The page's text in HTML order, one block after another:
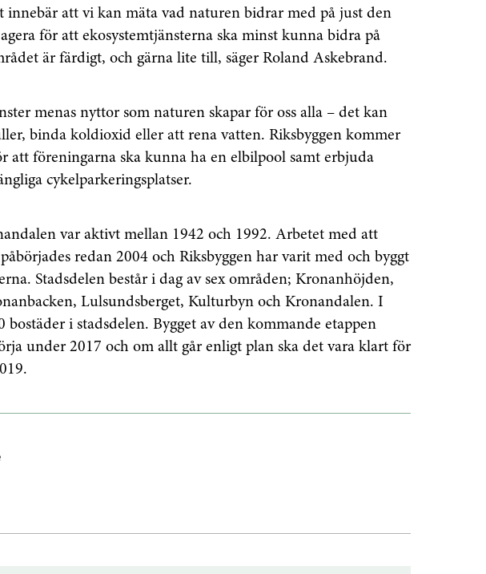
innebär att vi kan mäta vad naturen bidrar med på just den
för att ekosystemtjänsterna ska minst kunna bidra på
är färdigt, och gärna lite till, säger Roland Askebrand.
menas nyttor som naturen skapar för oss alla – det kan
binda koldioxid eller att rena vatten. Riksbyggen kommer
att föreningarna ska kunna ha en elbilpool samt erbjuda
cykelparkeringsplatser.
var aktivt mellan 1942 och 1992. Arbetet med att
redan 2004 och Riksbyggen har varit med och byggt
Stadsdelen består i dag av sex områden; Kronanhöjden,
Lulsundsberget, Kulturbyn och Kronandalen. I
bostäder i stadsdelen. Bygget av den kommande etappen
under 2017 och om allt går enligt plan ska det vara klart för
Få den senaste informationen
Anmäl dig till vårt nyhetsbrev!
Prenumerera
integritetspolicy.